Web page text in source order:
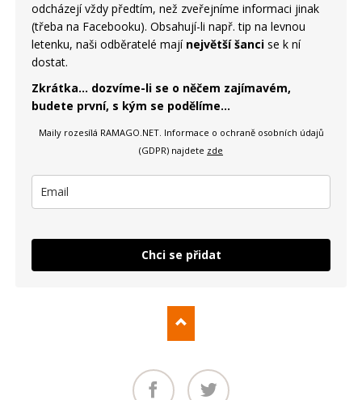
odcházejí vždy předtím, než zveřejníme informaci jinak
(třeba na Facebooku). Obsahují-li např. tip na levnou
letenku, naši odběratelé mají největší šanci se k ní
dostat.
Zkrátka... dozvíme-li se o něčem zajímavém,
budete první, s kým se podělíme...
Maily rozesílá RAMAGO.NET. Informace o ochraně osobních údajů
(GDPR) najdete zde
Chci se přidat